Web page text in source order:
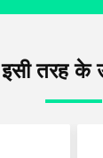
इसी तरह के